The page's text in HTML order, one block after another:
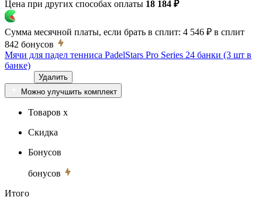
Цена при других способах оплаты 18 184 ₽
Сумма месячной платы, если брать в сплит: 4 546 ₽ в сплит
842 бонусов
Мячи для падел тенниса PadelStars Pro Series 24 банки (3 шт в
банке)
Удалить
Можно улучшить комплект
Товаров x
Скидка
Бонусов
бонусов
Итого